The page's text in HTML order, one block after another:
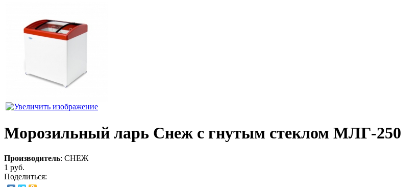
Морозильный ларь Снеж с гнутым стеклом МЛГ-250
Производитель: СНЕЖ
1 руб.
Поделиться: